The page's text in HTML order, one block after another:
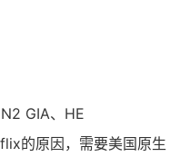
GIA、HE
的原因，需要美国原生